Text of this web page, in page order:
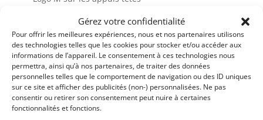
Gérez votre confidentialité
Pour offrir les meilleures expériences, nous et nos partenaires utilisons
des technologies telles que les cookies pour stocker et/ou accéder aux
informations de l’appareil. Le consentement à ces technologies nous
permettra, ainsi qu’à nos partenaires, de traiter des données
personnelles telles que le comportement de navigation ou des ID uniques
sur ce site et afficher des publicités (non-) personnalisées. Ne pas
consentir ou retirer son consentement peut nuire à certaines
fonctionnalités et fonctions.
– Échappement AKRAPOVIC homologué
– Suspension bilstein
– Toit carbon
– Capteur de stationnement av&ar
– Livrée avec Contrôle Technique et Car-Pass
– Plus de photos sur notre site www.myvintage.be